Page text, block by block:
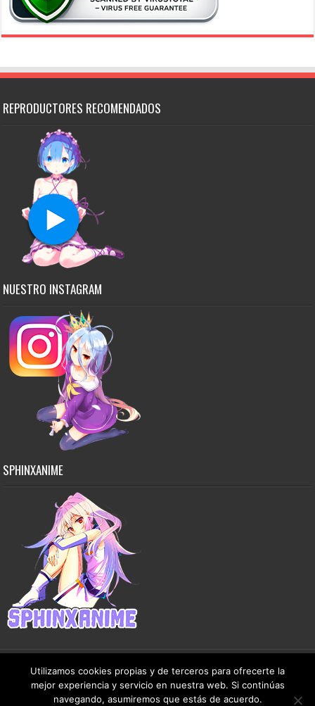
REPRODUCTORES RECOMENDADOS
NUESTRO INSTAGRAM
SPHINXANIME
Copyright © 2015-2026 SphinxAnime - Este sitio no almacena ningún archivo en sus
servidores, solo comparte contenido de dominio público de manera gratuita.
Utilizamos cookies propias y de terceros para ofrecerte la
mejor experiencia y servicio en nuestra web. Si continúas
navegando, asumiremos que estás de acuerdo.